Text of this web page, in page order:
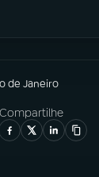
de Janeiro
Compartilhe